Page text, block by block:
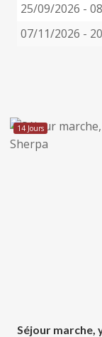
25/09/2026 -
07/11/2026 -
14 Jours
Séjour marche,